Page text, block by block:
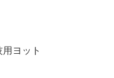
ヨット